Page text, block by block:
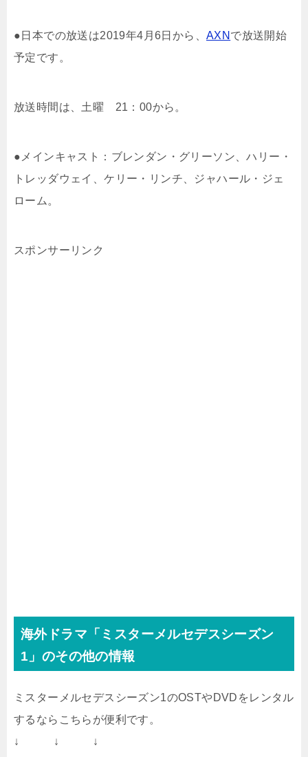
●日本での放送は2019年4月6日から、 AXN で放送開始
予定です。
放送時間は、土曜 21：00から。
●メインキャスト：ブレンダン・グリーソン、ハリー・
トレッダウェイ、ケリー・リンチ、ジャハール・ジェ
ローム。
スポンサーリンク
海外ドラマ「ミスターメルセデスシーズン
1」のその他の情報
ミスターメルセデスシーズン1のOSTやDVDをレンタル
するならこちらが便利です。
↓ ↓ ↓